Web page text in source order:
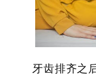
牙齿排齐之